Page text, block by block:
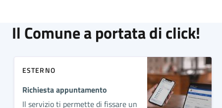
Il Comune a portata di click!
ESTERNO
Richiesta appuntamento
Il servizio ti permette di fissare un